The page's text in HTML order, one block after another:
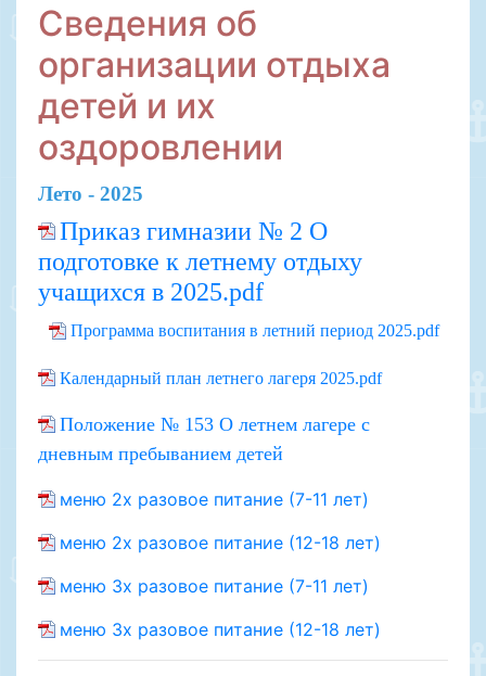
Сведения об
организации отдыха
детей и их
оздоровлении
Лето - 2025
Приказ гимназии № 2 О
подготовке к летнему отдыху
учащихся в 2025.pdf
Программа воспитания в летний период 2025.pdf
Календарный план летнего лагеря 2025.pdf
Положение № 153 О летнем лагере с
дневным пребыванием детей
меню 2х разовое питание (7-11 лет)
меню 2х разовое питание (12-18 лет)
меню 3х разовое питание (7-11 лет)
меню 3х разовое питание (12-18 лет)